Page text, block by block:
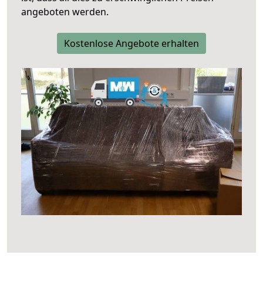
angeboten werden.
Kostenlose Angebote erhalten